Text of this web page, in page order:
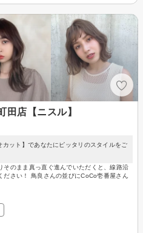
田店【ニスル】
カット】であなたにピッタリのスタイルをご
そのまま真っ直ぐ進んでいただくと、線路沿
ださい！ 鳥良さんの並びにCoCo壱番屋さん